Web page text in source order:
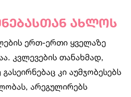
ახლოს
ერთ-ერთი ყველაზე
კვლევების თანახმად,
კი აუმჯობესებს
არეგულირებს